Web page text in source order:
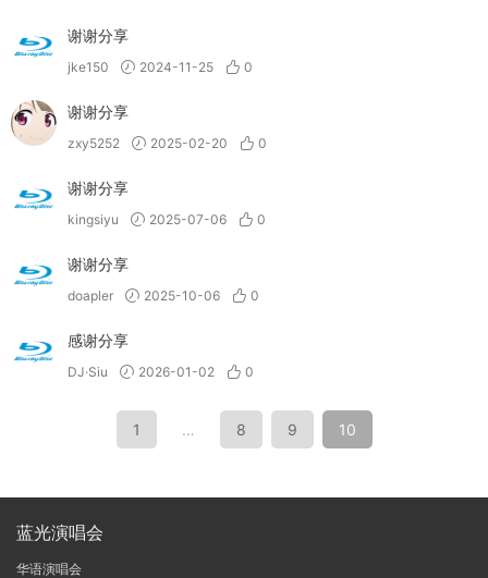
谢谢分享
jke150 2024-11-25 0
谢谢分享
zxy5252 2025-02-20 0
谢谢分享
kingsiyu 2025-07-06 0
谢谢分享
doapler 2025-10-06 0
感谢分享
DJ·Siu 2026-01-02 0
1 … 8 9 10
蓝光演唱会
华语演唱会